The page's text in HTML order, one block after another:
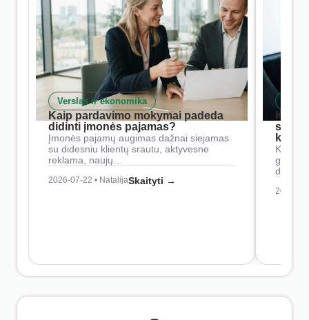
Verslas ir ekonomika
Kaip pardavimo mokymai padeda
didinti įmonės pajamas?
Įmonės pajamų augimas dažnai siejamas
su didesniu klientų srautu, aktyvesne
reklama, naujų…
2026-07-22 • NatalijaSkaityti →
Kaip
2026-